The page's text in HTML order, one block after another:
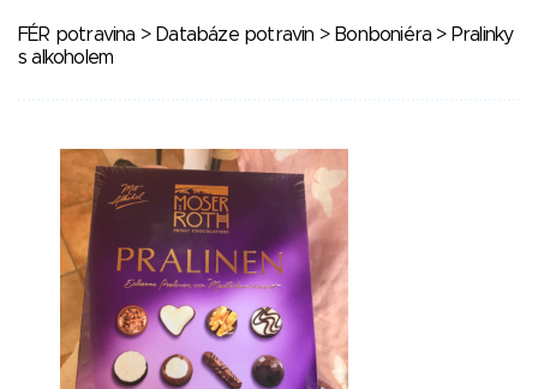
FÉR potravina > Databáze potravin > Bonboniéra > Pralinky
s alkoholem